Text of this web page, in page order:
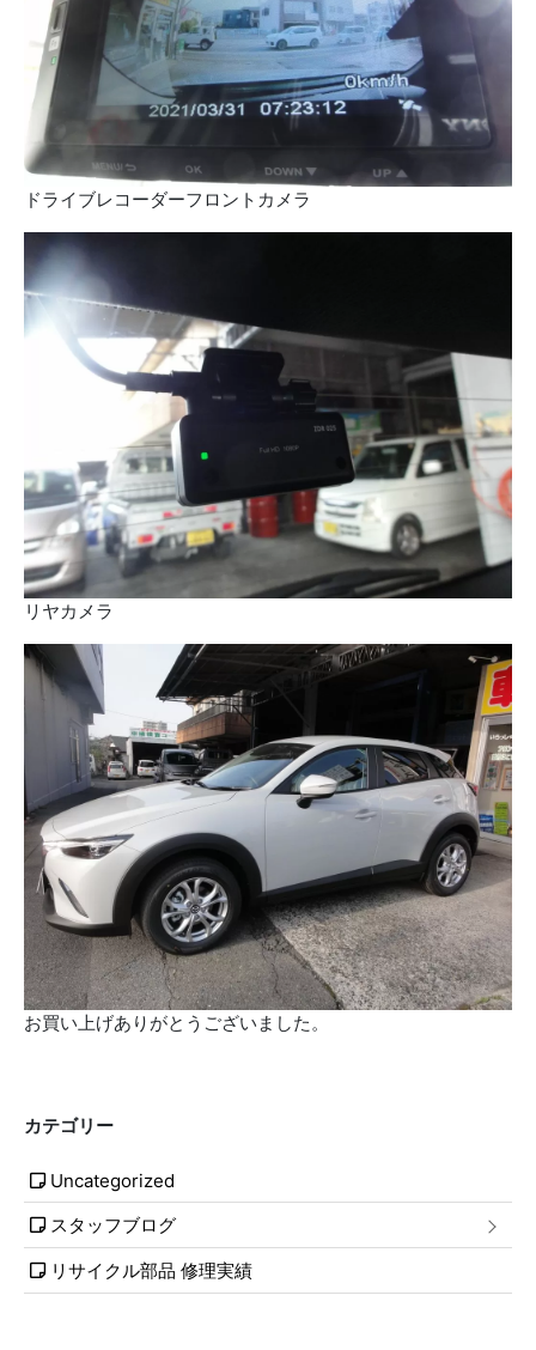
ドライブレコーダーフロントカメラ
リヤカメラ
お買い上げありがとうございました。
カテゴリー
Uncategorized
スタッフブログ
リサイクル部品 修理実績